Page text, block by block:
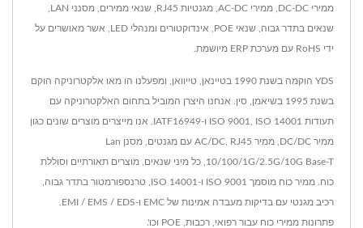
שנאים בתדר גבוה, שנאי POE, אינדוקטורים ומנהלי LED, אשר מאושרים על
ידי RoHS עם מערכת ERP מיושמת.
YDS הוקמה בשנת 1990 בטיינאן, טייוואן, ומפעלנו הו מאו אלקטרוניקה הוקם
בשנת 1995 בשיאמן, סין. אנחנו היצרן המוביל בתחום האלקטרוניקה עם
תעודות ISO 9001, ISO 14001 ו-IATF16949. אנו מייצרים מוצרים שונים כגון
ממיר DC/DC, ממיר AC/DC, RJ45 עם מגנטים, מסנן Lan
10/100/1G/2.5G/10G Base-T, כל מיני שנאים, מוצרים תאורתיים וסוללת
כוח. ממיר כוח מוסמך ISO 9001 ו-ISO 14001, טרנספורמטור בתדר גבוה,
פתרונות ממירי כוח עבור רפואי, רכבות, POE וכו'.